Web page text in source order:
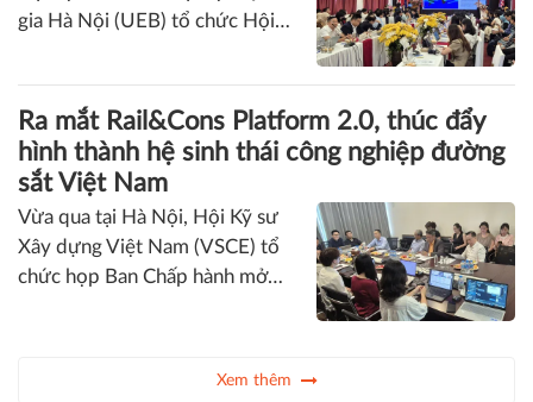
đốc điều hành (CEO) 2026 và
trưởng” dưới sự chủ trì của Trung
tâm Xúc tiến đầu tư và Hỗ trợ
doanh nghiệp Hà Nội.
ESG, số hóa và năng lực chống chịu tạo
động lực mới cho doanh nghiệp Việt
Ngày 28/7 tại Hà Nội, Trường
Đại học Kinh tế - Đại học Quốc
gia Hà Nội (UEB) tổ chức Hội
thảo quốc tế lần thứ tư về “Các
vấn đề đương đại trong quản trị
và kinh doanh” (CIBM 2026) với
số hóa và khả năng chống chịu”.
Ra mắt Rail&Cons Platform 2.0, thúc đẩy
hình thành hệ sinh thái công nghiệp đường
Vừa qua tại Hà Nội, Hội Kỹ sư